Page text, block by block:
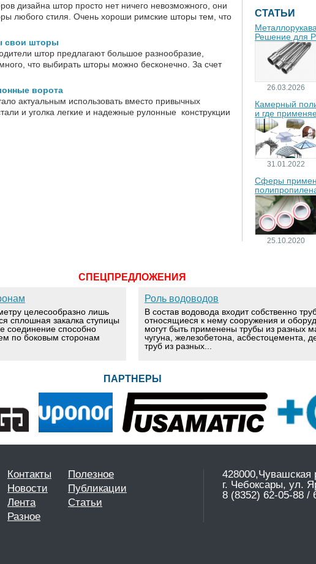
дизайна штор просто нет ничего невозможного, они
любого стиля. Очень хороши римские шторы тем, что
свои шторы
штор предлагают большое разнообразие,
что выбирать шторы можно бесконечно. За счет
ворота
актуальным использовать вместо привычных
и уголка легкие и надежные рулонные конструкции
СТАТЬИ
Решение для
26.03.2026
Камерный
и где
31.01.2022
Сферы
25.10.2020
СПЕЦПРЕДЛОЖЕНИЯ
целесообразно лишь
сплошная закалка ступицы
соединение способно
по боковым сторонам
Роль водоводов
В состав водовода входит собственно
относящиеся к нему сооружения и
могут быть применены трубы из разных
чугуна, железобетона, асбестоцемента,
труб из разных...
ПАРТНЕРЫ
Контакты
Новости
Лента
Полезное
Публикации
Статьи
Разное
428000,Чувашская
г. Чебоксары, ул.
8 (8352) 62-05-88 /